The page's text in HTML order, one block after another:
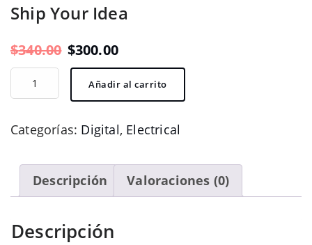
Ship Your Idea
$340.00 El
precio
original
$340.00.
$300.00
precio
actual
$300.00.
Ship
Your
cantidad
Añadir al carrito
Categorías: Digital, Electrical
Descripción Valoraciones (0)
Descripción